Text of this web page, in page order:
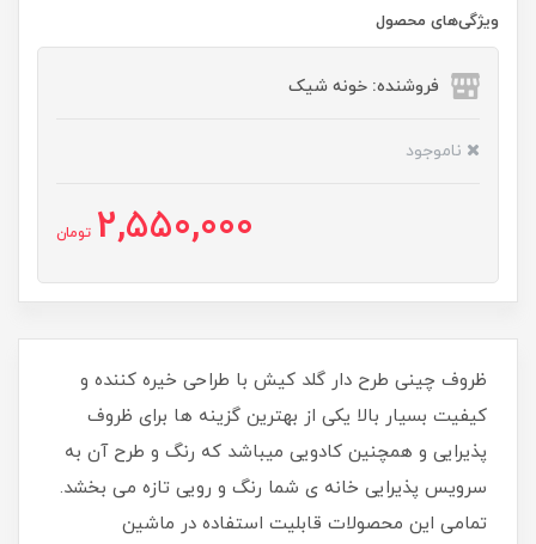
ویژگی‌های محصول
فروشنده: خونه شیک
ناموجود
2,550,000 تومان
ظروف چینی طرح دار گلد کیش با طراحی خیره کننده و
کیفیت بسیار بالا یکی از بهترین گزینه ها برای ظروف
پذیرایی و همچنین کادویی میباشد که رنگ و طرح آن به
سرویس پذیرایی خانه ی شما رنگ و رویی تازه می بخشد.
تمامی این محصولات قابلیت استفاده در ماشین